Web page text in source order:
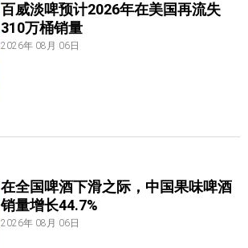
百威淡啤预计2026年在美国再流失
310万桶销量
2026年 08月 06日
在全国啤酒下滑之际，中国果味啤酒
销量增长44.7%
2026年 08月 06日